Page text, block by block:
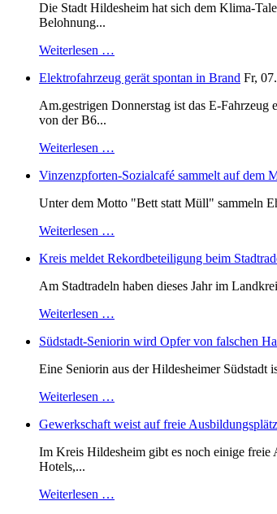
Die Stadt Hildesheim hat sich dem Klima-
Belohnung...
Weiterlesen …
Elektrofahrzeug gerät spontan in Brand Fr,
Am.gestrigen Donnerstag ist das E-
von der B6...
Weiterlesen …
Vinzenzpforten-Sozialcafé sammelt auf dem
Unter dem Motto "Bett statt Müll" sammeln
Weiterlesen …
Kreis meldet Rekordbeteiligung beim
Am Stadtradeln haben dieses Jahr im
Weiterlesen …
Südstadt-Seniorin wird Opfer von falschen
Eine Seniorin aus der Hildesheimer
Weiterlesen …
Gewerkschaft weist auf freie
Im Kreis Hildesheim gibt es noch einige freie
Hotels,...
Weiterlesen …